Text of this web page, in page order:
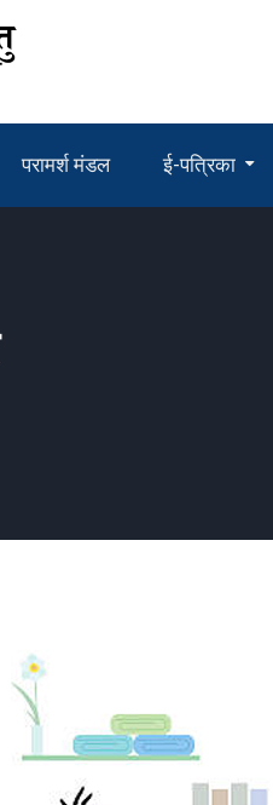
परामर्श मंडल ई-पत्रिका